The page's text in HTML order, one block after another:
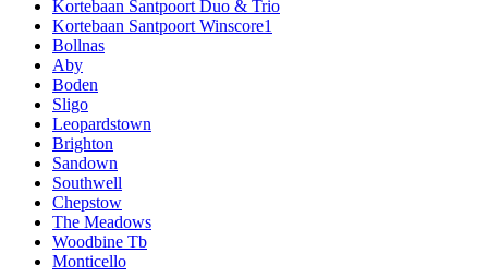
Kortebaan Santpoort Duo & Trio
Kortebaan Santpoort Winscore1
Bollnas
Aby
Boden
Sligo
Leopardstown
Brighton
Sandown
Southwell
Chepstow
The Meadows
Woodbine Tb
Monticello